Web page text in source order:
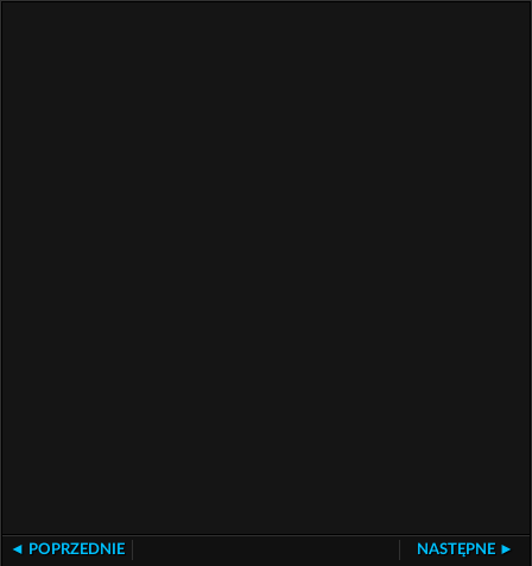
◄ POPRZEDNIE NASTĘPNE ►